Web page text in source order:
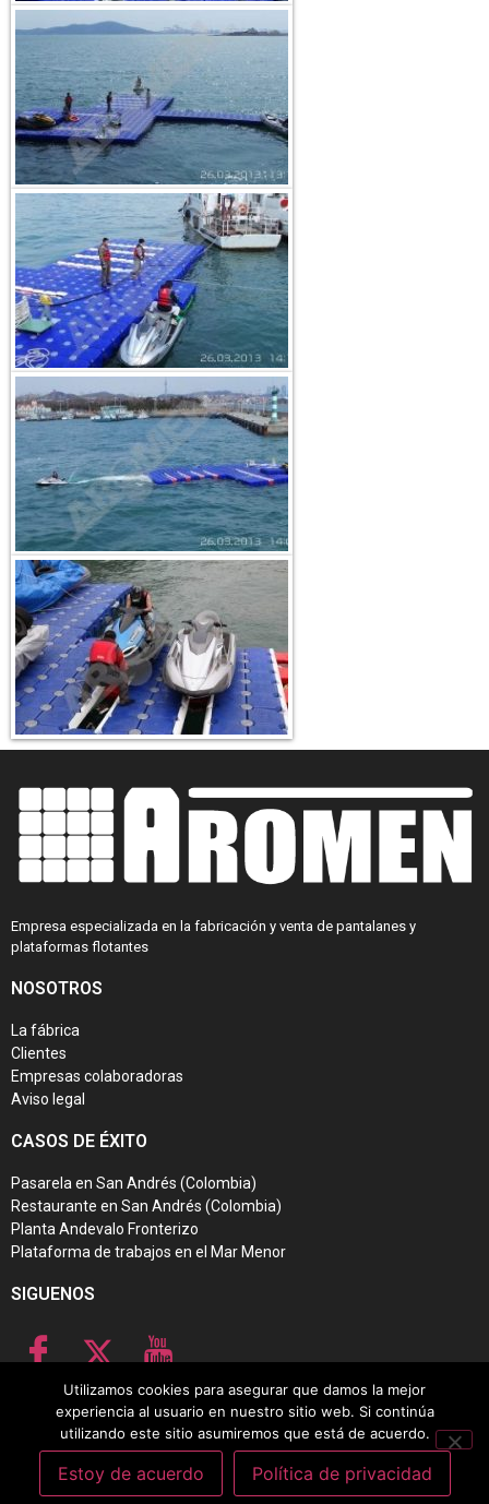
Empresa especializada en la fabricación y venta de pantalanes y
plataformas flotantes
NOSOTROS
La fábrica
Clientes
Empresas colaboradoras
Aviso legal
CASOS DE ÉXITO
Pasarela en San Andrés (Colombia)
Restaurante en San Andrés (Colombia)
Planta Andevalo Fronterizo
Plataforma de trabajos en el Mar Menor
SIGUENOS
Placas fotovoltaicas flotantes–Plataformas de trabajo flotantes–Plataformas
flotantes–Plataformas flotantes para embarcaciones
© 2025 Aromen Pantalanes Flotantes. Todos los derechos reservados.
Utilizamos cookies para asegurar que damos la mejor
experiencia al usuario en nuestro sitio web. Si continúa
utilizando este sitio asumiremos que está de acuerdo.
Estoy de acuerdo Política de privacidad